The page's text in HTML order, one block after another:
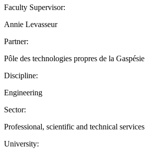
Faculty Supervisor:
Annie Levasseur
Partner:
Pôle des technologies propres de la Gaspésie
Discipline:
Engineering
Sector:
Professional, scientific and technical services
University: